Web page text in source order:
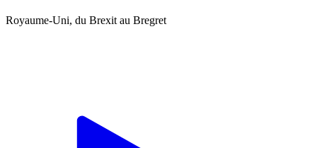
Royaume-Uni, du Brexit au Bregret